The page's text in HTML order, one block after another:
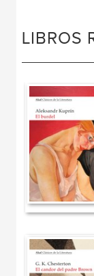
LIBROS